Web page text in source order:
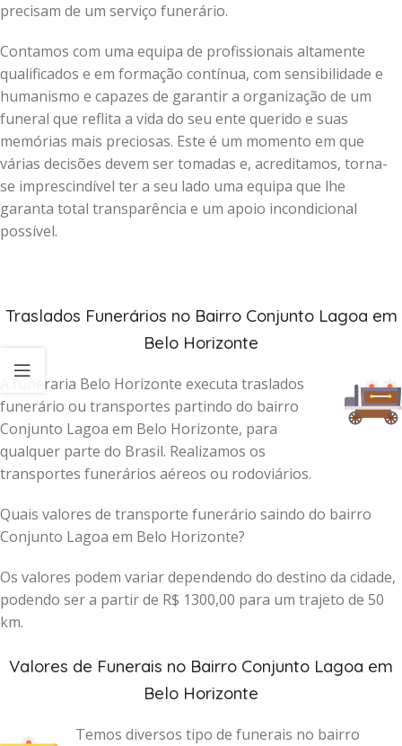
precisam de um serviço funerário.
Contamos com uma equipa de profissionais altamente
qualificados e em formação contínua, com sensibilidade e
humanismo e capazes de garantir a organização de um
funeral que reflita a vida do seu ente querido e suas
memórias mais preciosas. Este é um momento em que
várias decisões devem ser tomadas e, acreditamos, torna-
se imprescindível ter a seu lado uma equipa que lhe
garanta total transparência e um apoio incondicional
possível.
Traslados Funerários no Bairro Conjunto Lagoa em
Belo Horizonte
A funeraria Belo Horizonte executa traslados
funerário ou transportes partindo do bairro
Conjunto Lagoa em Belo Horizonte, para
qualquer parte do Brasil. Realizamos os
transportes funerários aéreos ou rodoviários.
Quais valores de transporte funerário saindo do bairro
Conjunto Lagoa em Belo Horizonte?
Os valores podem variar dependendo do destino da cidade,
podendo ser a partir de R$ 1300,00 para um trajeto de 50
km.
Valores de Funerais no Bairro Conjunto Lagoa em
Belo Horizonte
Temos diversos tipo de funerais no bairro